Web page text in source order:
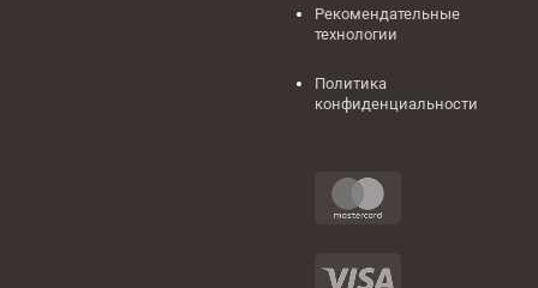
Рекомендательные
технологии
Политика
конфиденциальности